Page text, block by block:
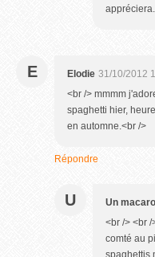
E Elodie 31/10/2012
<br /> mmmm
spaghetti hier,
en automne.<br />
Répondre
U Un
<br /> <br
comté au
spaghettis